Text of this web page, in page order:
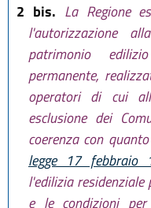
2 bis. La Regione
l'autorizzazione
patrimonio
permanente,
operatori di cui
esclusione dei
coerenza con
legge 17 febbraio
l'edilizia residenziale
e le condizioni per